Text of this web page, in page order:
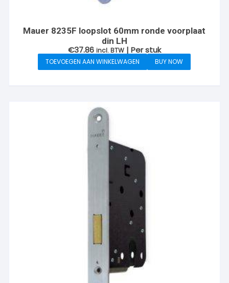
Mauer 8235F loopslot 60mm ronde voorplaat
din LH
€37.86 incl. BTW | Per stuk
TOEVOEGEN AAN WINKELWAGEN BUY NOW